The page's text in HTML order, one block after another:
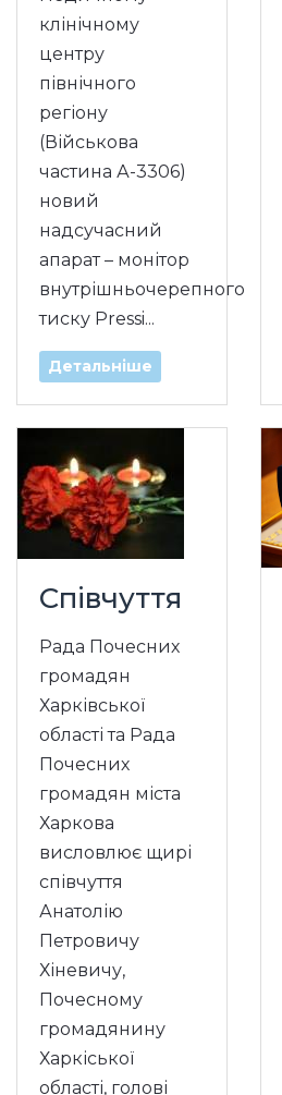
клінічному
центру
північного
регіону
(Військова
частина А-3306)
новий
надсучасний
апарат – монітор
внутрішньочерепного
тиску Pressi...
Детальніше
Співчуття
Рада Почесних
громадян
Харківської
області та Рада
Почесних
громадян міста
Харкова
висловлює щирі
співчуття
Анатолію
Петровичу
Хіневичу,
Почесному
громадянину
Харкіської
області, голові